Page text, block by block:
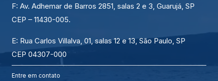
F: Av. Adhemar de Barros 2851, salas 2 e 3, Guarujá, SP
CEP – 11430-005.
E: Rua Carlos Villalva, 01, salas 12 e 13, São Paulo, SP
CEP 04307-000
Entre em contato